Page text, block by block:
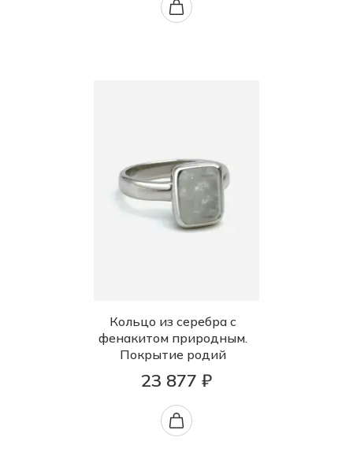
Кольцо из серебра с
фенакитом природным.
Покрытие родий
23 877 ₽